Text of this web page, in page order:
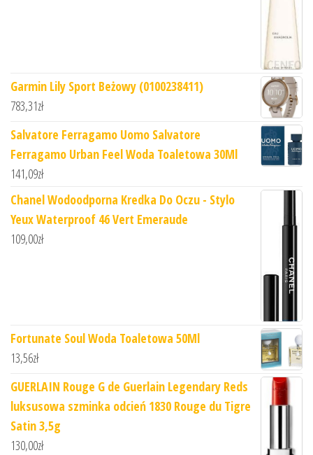
Garmin Lily Sport Beżowy (0100238411)
783,31zł
Salvatore Ferragamo Uomo Salvatore
Ferragamo Urban Feel Woda Toaletowa 30Ml
141,09zł
Chanel Wodoodporna Kredka Do Oczu - Stylo
Yeux Waterproof 46 Vert Emeraude
109,00zł
Fortunate Soul Woda Toaletowa 50Ml
13,56zł
GUERLAIN Rouge G de Guerlain Legendary Reds
luksusowa szminka odcień 1830 Rouge du Tigre
Satin 3,5g
130,00zł